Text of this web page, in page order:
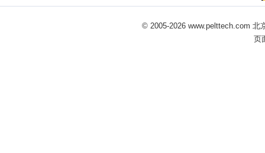
© 2005-2026 www.pelttech.com 北
页